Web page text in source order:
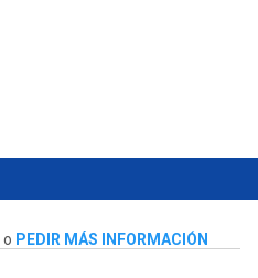
o PEDIR MÁS INFORMACIÓN